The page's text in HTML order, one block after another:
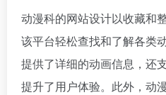
动漫科的网站设计以收藏和
该平台轻松查找和了解各类
提供了详细的动画信息，还
提升了用户体验。此外，动